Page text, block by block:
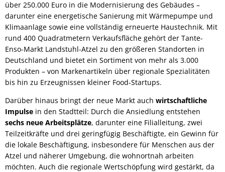
über 250.000 Euro in die Modernisierung des Gebäudes –
darunter eine energetische Sanierung mit Wärmepumpe und
Klimaanlage sowie eine vollständig erneuerte Haustechnik. Mit
rund 400 Quadratmetern Verkaufsfläche gehört der Tante-
Enso-Markt Landstuhl-Atzel zu den größeren Standorten in
Deutschland und bietet ein Sortiment von mehr als 3.000
Produkten – von Markenartikeln über regionale Spezialitäten
bis hin zu Erzeugnissen kleiner Food-Startups.
Darüber hinaus bringt der neue Markt auch wirtschaftliche
Impulse in den Stadtteil: Durch die Ansiedlung entstehen
sechs neue Arbeitsplätze, darunter eine Filialleitung, zwei
Teilzeitkräfte und drei geringfügig Beschäftigte, ein Gewinn für
die lokale Beschäftigung, insbesondere für Menschen aus der
Atzel und näherer Umgebung, die wohnortnah arbeiten
möchten. Auch die regionale Wertschöpfung wird gestärkt, da